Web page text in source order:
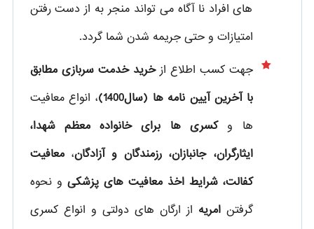
های افراد نا آگاه می تواند منجر به از دست رفتن
امتیازات و حتی جریمه شدن شما گردد.
جهت کسب اطلاع از خرید خدمت سربازی مطابق
با آخرین آیین نامه ها (سال1400)
، انواع معافیت
ها و کسری ها برای خانواده معظم شهدا،
ایثارگران، جانبازان، رزمندگان و آزادگان،معافیت
کفالت، شرایط اخذ معافیت های پزشکی و نحوه
گرفتنامریه از ارگان های دولتی و انواع کسری